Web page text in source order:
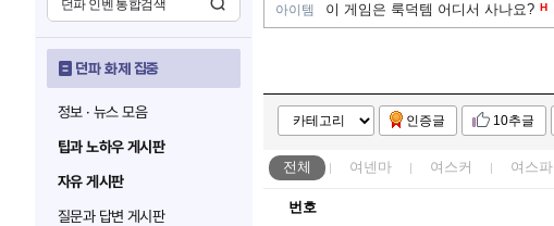
던파 화제 집중
정보 · 뉴스 모음
팁과 노하우 게시판
자유 게시판
질문과 답변 게시판
아이템 이 게임은 룩덕템 어디서 사나요? H
인증글 10추글
전체 여넨마 여스커 여스파
번호